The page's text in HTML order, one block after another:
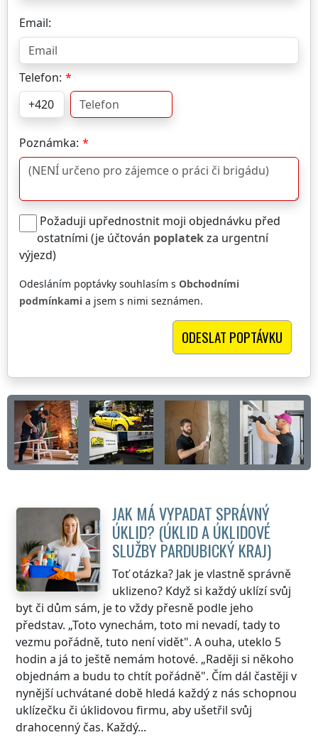
Email:
Telefon:
Poznámka:
Požaduji upřednostnit moji objednávku před
ostatními (je účtován poplatekza urgentní
výjezd)
Odesláním poptávky souhlasím s Obchodními
podmínkami a jsem s nimi seznámen.
JAK MÁ VYPADAT SPRÁVNÝ
ÚKLID? (ÚKLID A ÚKLIDOVÉ
SLUŽBYPARDUBICKÝ KRAJ)
Toť otázka? Jak je vlastně správně
uklizeno? Když si každý uklízí svůj
byt či dům sám, je to vždy přesně podle jeho
představ. „Toto vynechám, toto mi nevadí, tady to
vezmu pořádně, tuto není vidět". A ouha, uteklo 5
hodin a já to ještě nemám hotové. „Raději si někoho
objednám a budu to chtít pořádně". Čím dál častěji v
nynější uchvátané době hledá každý z nás schopnou
uklízečku či úklidovou firmu, aby ušetřil svůj
drahocenný čas. Každý...